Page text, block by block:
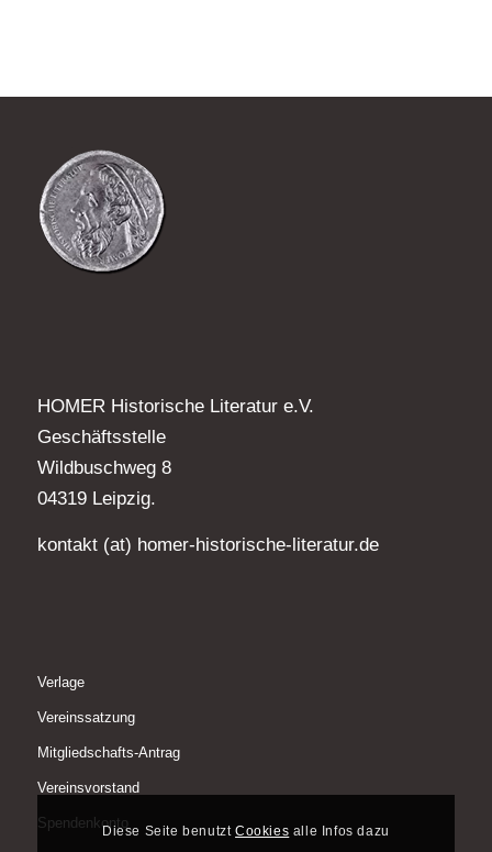
HOMER Historische Literatur e.V.
Geschäftsstelle
Wildbuschweg 8
04319 Leipzig.
kontakt (at) homer-historische-literatur.de
Verlage
Vereinssatzung
Mitgliedschafts-Antrag
Vereinsvorstand
SpendenkontoDiese Seite benutztCookies alle Infos dazu